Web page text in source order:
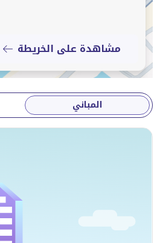
دايموند بارك - أو تصفح الاختيار
بها على موقع هاوس آند هاوس.
على أي استفسار متعلق بالصناعة
مشاهدة على الخريطة
المباني